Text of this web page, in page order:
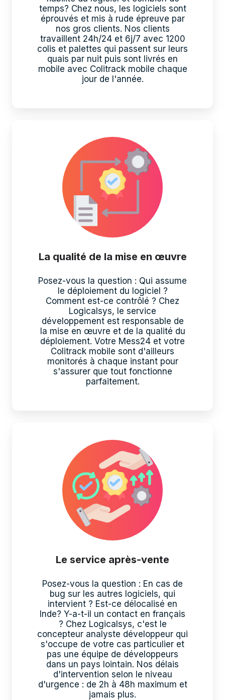
temps? Chez nous, les logiciels sont
éprouvés et mis à rude épreuve par
nos gros clients. Nos clients
travaillent 24h/24 et 6j/7 avec 1200
colis et palettes qui passent sur leurs
quais par nuit puis sont livrés en
mobile avec Colitrack mobile chaque
jour de l'année.
La qualité de la mise en œuvre
Posez-vous la question : Qui assume
le déploiement du logiciel ?
Comment est-ce contrôlé ? Chez
Logicalsys, le service
développement est responsable de
la mise en œuvre et de la qualité du
déploiement. Votre Mess24 et votre
Colitrack mobile sont d'ailleurs
monitorés à chaque instant pour
s'assurer que tout fonctionne
parfaitement.
Le service après-vente
Posez-vous la question : En cas de
bug sur les autres logiciels, qui
intervient ? Est-ce délocalisé en
Inde? Y-a-t-il un contact en français
? Chez Logicalsys, c'est le
concepteur analyste développeur qui
s'occupe de votre cas particulier et
pas une équipe de développeurs
dans un pays lointain. Nos délais
d'intervention selon le niveau
d'urgence : de 2h à 48h maximum et
jamais plus.